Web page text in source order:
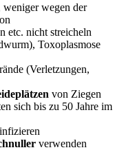
weniger wegen der
etc. nicht streicheln
Toxoplasmose
(Verletzungen,
von Ziegen
sich bis zu 50 Jahre im
verwenden